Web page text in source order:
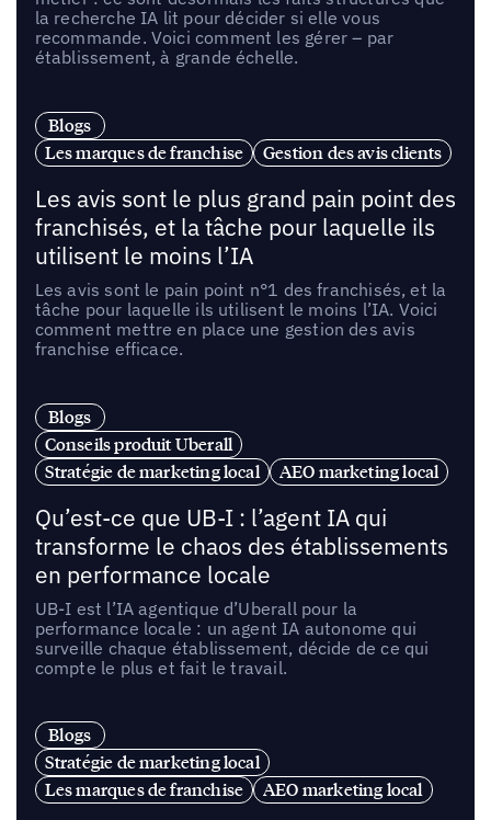
la recherche IA lit pour décider si elle vous
recommande. Voici comment les gérer – par
établissement, à grande échelle.
Blogs
Les marques de franchise
Gestion des avis clients
Les avis sont le plus grand pain point des
franchisés, et la tâche pour laquelle ils
utilisent le moins l’IA
Les avis sont le pain point n°1 des franchisés, et la
tâche pour laquelle ils utilisent le moins l’IA. Voici
comment mettre en place une gestion des avis
franchise efficace.
Blogs
Conseils produit Uberall
Stratégie de marketing local
AEO marketing local
Qu’est-ce que UB-I : l’agent IA qui
transforme le chaos des établissements
en performance locale
UB-I est l’IA agentique d’Uberall pour la
performance locale : un agent IA autonome qui
surveille chaque établissement, décide de ce qui
compte le plus et fait le travail.
Blogs
Stratégie de marketing local
Les marques de franchise
AEO marketing local